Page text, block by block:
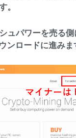
。
ュパワーを売る側
ンロードに進みま